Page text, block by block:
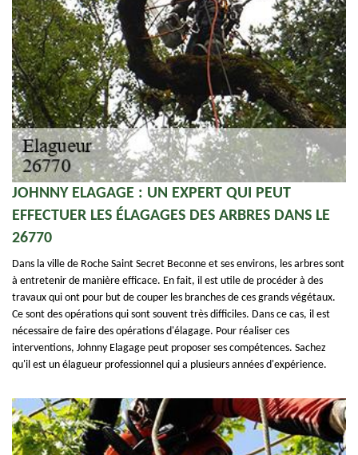
JOHNNY ELAGAGE : UN EXPERT QUI PEUT
EFFECTUER LES ÉLAGAGES DES ARBRES DANS LE
26770
Dans la ville de Roche Saint Secret Beconne et ses environs, les arbres sont
à entretenir de manière efficace. En fait, il est utile de procéder à des
travaux qui ont pour but de couper les branches de ces grands végétaux.
Ce sont des opérations qui sont souvent très difficiles. Dans ce cas, il est
nécessaire de faire des opérations d'élagage. Pour réaliser ces
interventions, Johnny Elagage peut proposer ses compétences. Sachez
qu'il est un élagueur professionnel qui a plusieurs années d'expérience.